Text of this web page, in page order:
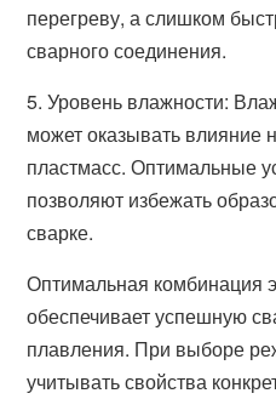
перегреву, а слишком
сварного соединения.
5. Уровень влажности:
может оказывать влияние
пластмасс. Оптимальные
позволяют избежать
сварке.
Оптимальная комбинация
обеспечивает успешную
плавления. При выборе
учитывать свойства